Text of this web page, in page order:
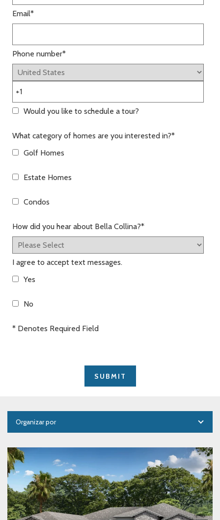
Email*
Phone number*
Would you like to schedule a tour?
What category of homes are you interested in?*
Golf Homes
Estate Homes
Condos
How did you hear about Bella Collina?*
I agree to accept text messages.
Yes
No
* Denotes Required Field
Organizar por